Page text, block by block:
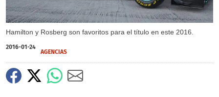
Hamilton y Rosberg son favoritos para el título en este 2016.
2016-01-24
AGENCIAS